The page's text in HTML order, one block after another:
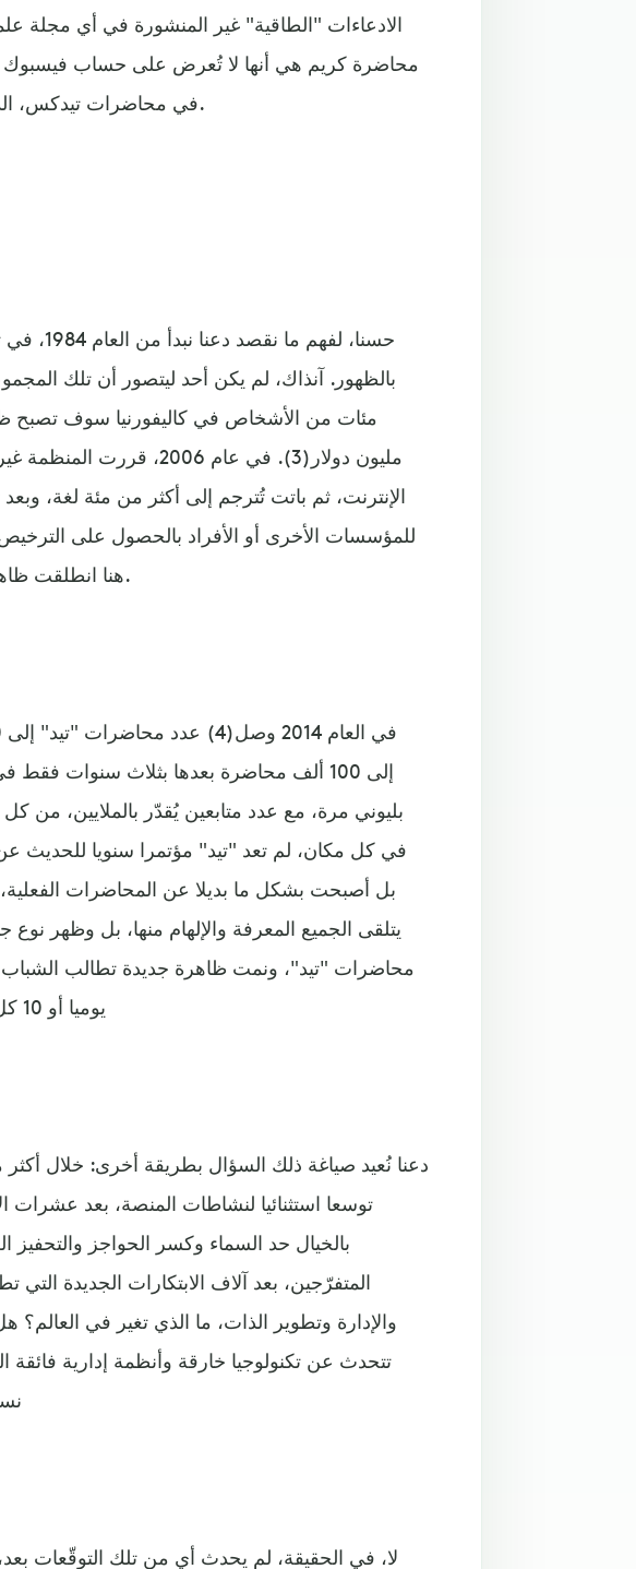
الادعاءات "الطاقية" غير المنشورة في أي مجلة
محاضرة كريم هي أنها لا تُعرض على حساب فيسبوك
في محاضرات تيدكس، الديانة الجديدة التي يؤمن بها العالم المعاصر.
حسنا،
بالظهور. آنذاك، لم يكن أحد ليتصور أن تلك
مليون دولار(3). في عام
الإنترنت، ثم باتت تُترجم إلى أكثر من مئة لغة،
للمؤسسات الأخرى أو الأفراد بالحصول على
"تيدكس" (TEDx)، هنا انطلقت ظاهرة "تيد" في كل مكان.
بليوني مرة، مع عدد متابعين يُقدّر بالملايين، من
في كل مكان، لم تعد "تيد" مؤتمرا سنويا للحديث عن
يتلقى الجميع المعرفة والإلهام منها، بل وظهر
محاضرات "تيد"، ونمت ظاهرة جديدة تطالب
يوميا أو 10 كل شهر بحد أقصى، لكن، ما نتائج ذلك كله؟
توسعا استثنائيا لنشاطات المنصة، بعد عشرات
بالخيال حد السماء وكسر الحواجز
المتفرّجين، بعد آلاف الابتكارات الجديدة التي
والإدارة وتطوير الذات، ما الذي تغير في
تتحدث عن تكنولوجيا خارقة وأنظمة إدارية فائقة
لا، في الحقيقة، لم يحدث أي من تلك التوقّعات